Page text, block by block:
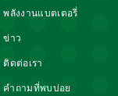
พลังงานแบตเตอรี่
ข่าว
ติดต่อเรา
คำถามที่พบบ่อย